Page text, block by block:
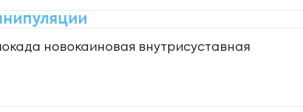
новокаиновая внутрисуставная